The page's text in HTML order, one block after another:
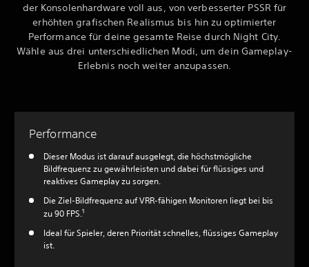
der Konsolenhardware voll aus, von verbesserter PSSR für
erhöhten grafischen Realismus bis hin zu optimierter
Performance für deine gesamte Reise durch Night City.
Wähle aus drei unterschiedlichen Modi, um dein Gameplay-
Erlebnis noch weiter anzupassen.
Performance
Dieser Modus ist darauf ausgelegt, die höchstmögliche
Bildfrequenz zu gewährleisten und dabei für flüssiges und
reaktives Gameplay zu sorgen.
Die Ziel-Bildfrequenz auf VRR-fähigen Monitoren liegt bei bis
zu 90 FPS.1
Ideal für Spieler, deren Priorität schnelles, flüssiges Gameplay
ist.